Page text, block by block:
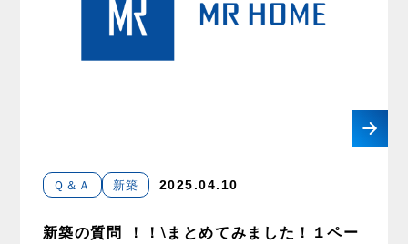
Ｑ＆Ａ 新築 2025.04.10
新築の質問 ！！\まとめてみました！１ペー